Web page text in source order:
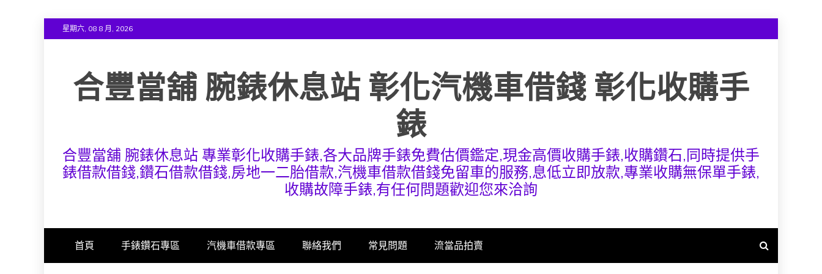
to
星期六, 08 8 月, 2026
合豐當舖 腕錶休息站 彰化汽機車借錢 彰化收購手
錶
合豐當舖 腕錶休息站 專業彰化收購手錶,各大品牌手錶免費估價鑑定,現金高價收購手錶,收購鑽石,同時提供手
錶借款借錢,鑽石借款借錢,房地一二胎借款,汽機車借款借錢免留車的服務,息低立即放款,專業收購無保單手錶,
收購故障手錶,有任何問題歡迎您來洽詢
首頁 手錶鑽石專區 汽機車借款專區 聯絡我們 常見問題 流當品拍賣